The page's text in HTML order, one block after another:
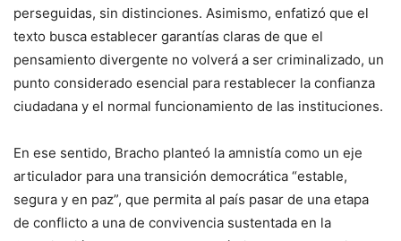
perseguidas, sin distinciones. Asimismo, enfatizó que el
texto busca establecer garantías claras de que el
pensamiento divergente no volverá a ser criminalizado, un
punto considerado esencial para restablecer la confianza
ciudadana y el normal funcionamiento de las instituciones.
En ese sentido, Bracho planteó la amnistía como un eje
articulador para una transición democrática “estable,
segura y en paz”, que permita al país pasar de una etapa
de conflicto a una de convivencia sustentada en la